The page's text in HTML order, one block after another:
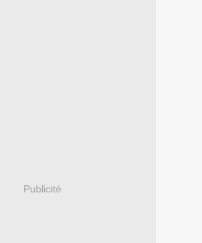
Publicité